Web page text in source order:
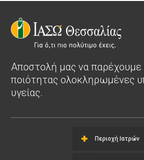
Αποστολή μας να
ποιότητας ολοκληρωμένες
υγείας.
Περιοχή Ιατρών